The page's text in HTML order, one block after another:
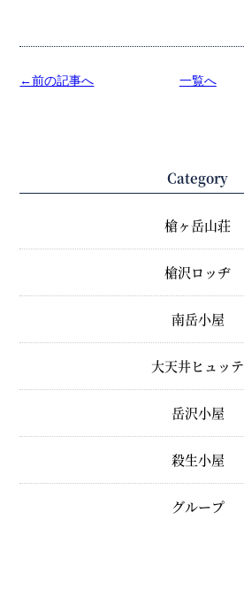
←前の記事へ 一覧へ
Category
槍ヶ岳山荘
槍沢ロッヂ
南岳小屋
大天井ヒュッテ
岳沢小屋
殺生小屋
グループ